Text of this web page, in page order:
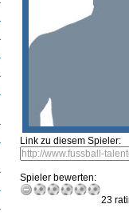
Link zu diesem Spieler:
Spieler bewerten:
23